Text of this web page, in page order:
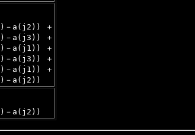
a(j2)) ＋
a(j3)) ＋
a(j1)) ＋
a(j3)) ＋
a(j1)) ＋
a(j2))
a(j2))